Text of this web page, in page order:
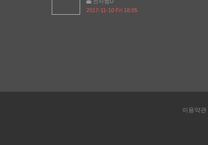
2017-11-10 Fri 18:05
이용약관